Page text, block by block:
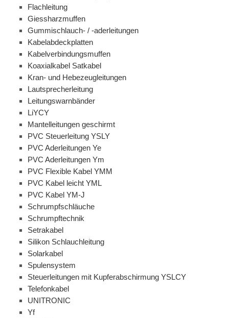
Flachleitung
Giessharzmuffen
Gummischlauch- / -aderleitungen
Kabelabdeckplatten
Kabelverbindungsmuffen
Koaxialkabel Satkabel
Kran- und Hebezeugleitungen
Lautsprecherleitung
Leitungswarnbänder
LiYCY
Mantelleitungen geschirmt
PVC Steuerleitung YSLY
PVC Aderleitungen Ye
PVC Aderleitungen Ym
PVC Flexible Kabel YMM
PVC Kabel leicht YML
PVC Kabel YM-J
Schrumpfschläuche
Schrumpftechnik
Setrakabel
Silikon Schlauchleitung
Solarkabel
Spulensystem
Steuerleitungen mit Kupferabschirmung YSLCY
Telefonkabel
UNITRONIC
Yf